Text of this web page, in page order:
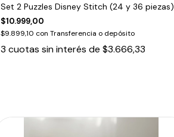
Set 2 Puzzles Disney Stitch (24 y 36 piezas)
$10.999,00
$9.899,10 con Transferencia o depósito
3 cuotas sin interés de $3.666,33